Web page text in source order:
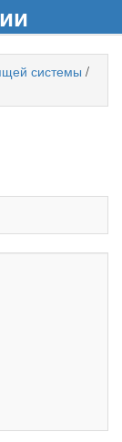
системы /